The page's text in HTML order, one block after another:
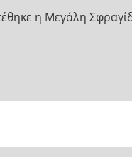
η Μεγάλη